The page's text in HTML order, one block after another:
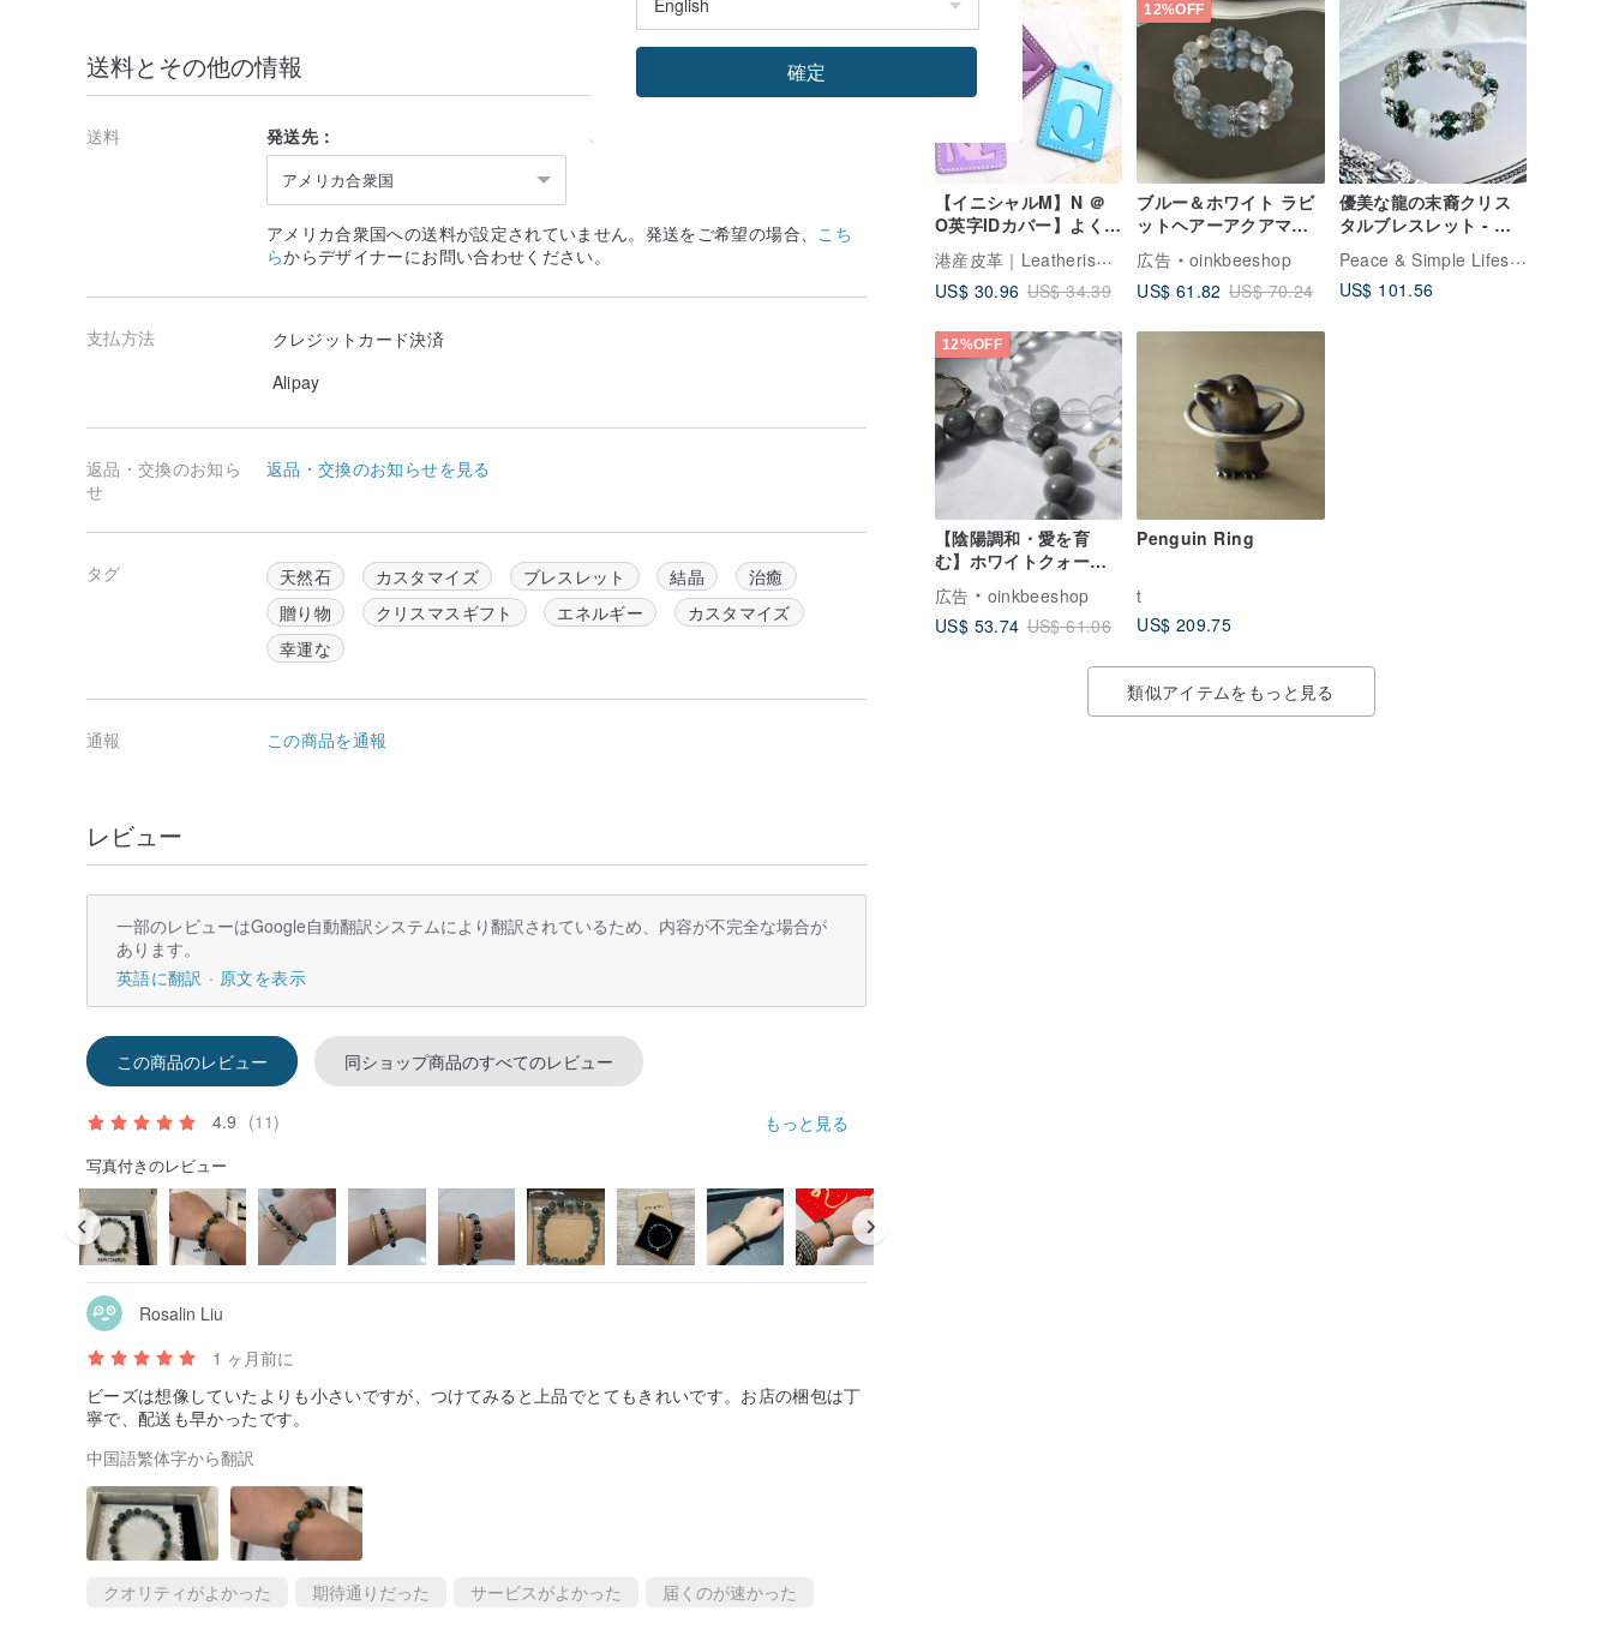
10%OFF
【イニシャルM】N ＠
O英字IDカバー】よく縫
い付けられた革素材パ
ッケージ、無料エンボ
スハンドバッグ、カー
ルダー、名刺ホルダ
ー、シンプルで実用的
なイタリアンレザー植
物性なめしレザーレザ
ーDIY
港産皮革｜Leatherism Handmade Products
US$ 30.96 US$ 34.39
12%OFF
ブルー＆ホワイト ラビ
ットヘアーアクアマリ
ンクリスタルブレスレ
ット
広告
oinkbeeshop
US$ 61.82 US$ 70.24
優美な龍の末裔クリス
タルブレスレット - サ
ージカルステンレス/グ
リーンルチル/グリーン
ファントムクォーツ/ラ
Peace & Simple Lifestyle
US$ 101.56
12%OFF
【陰陽調和・愛を育
む】ホワイトクォーツ
× グレイッシュブルー
ラビットヘアルチルク
ォーツ ペアブレスレッ
広告
oinkbeeshop
US$ 53.74 US$ 61.06
Penguin Ring
t
US$ 209.75
類似アイテムをもっと見る
送料とその他の情報
送料 発送先：
アメリカ合衆国
アメリカ合衆国への送料が設定されていません。発送をご希望の場合、 こち
らからデザイナーにお問い合わせください。
支払方法
クレジットカード決済
Alipay
返品・交換のお知ら
せ
返品・交換のお知らせを見る
タグ 天然石 カスタマイズ ブレスレット 結晶
治癒
贈り物
クリスマスギフト エネルギー
カスタマイズ
幸運な
通報 この商品を通報
レビュー
一部のレビューはGoogle自動翻訳システムにより翻訳されているため、内容が不完全な場合が
あります。
英語に翻訳
原文を表示
この商品のレビュー 同ショップ商品のすべてのレビュー
4.9 (11) もっと見る
写真付きのレビュー
Rosalin Liu
1 ヶ月前に
ビーズは想像していたよりも小さいですが、つけてみると上品でとてもきれいです。お店の梱包は丁
寧で、配送も早かったです。
中国語繁体字から翻訳
クオリティがよかった 期待通りだった サービスがよかった 届くのが速かった
確定